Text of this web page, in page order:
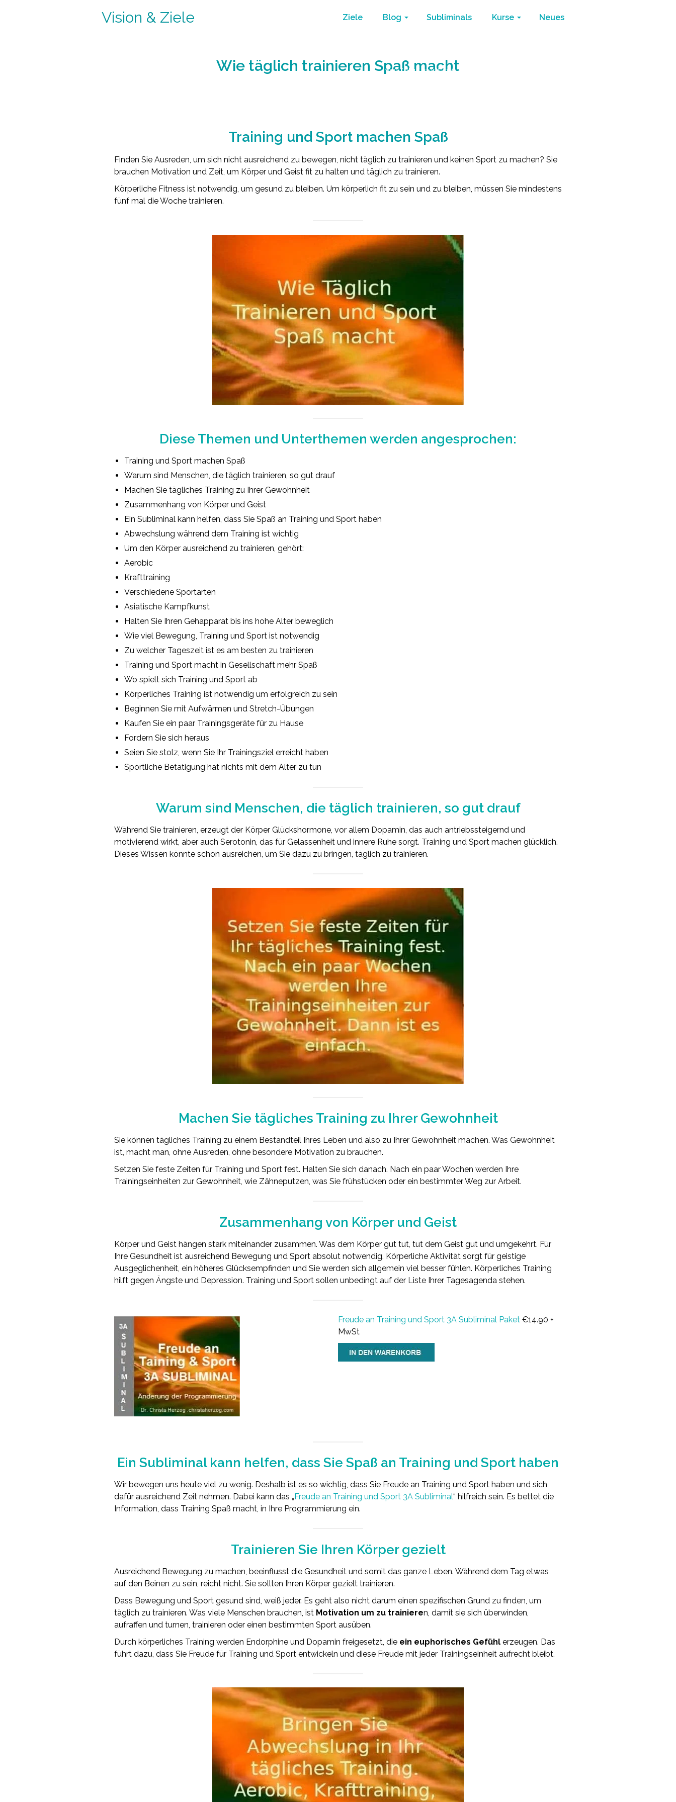
Vision & Ziele Ziele Blog Subliminals Kurse Neues
Wie täglich trainieren Spaß macht
Home / Blog / verändern sie ihr leben
Training und Sport machen Spaß
Finden Sie Ausreden, um sich nicht ausreichend zu bewegen, nicht täglich zu trainieren und keinen Sport zu machen? Sie
brauchen Motivation und Zeit, um Körper und Geist fit zu halten und täglich zu trainieren.
Körperliche Fitness ist notwendig, um gesund zu bleiben. Um körperlich fit zu sein und zu bleiben, müssen Sie mindestens
fünf mal die Woche trainieren.
Diese Themen und Unterthemen werden angesprochen:
Training und Sport machen Spaß
Warum sind Menschen, die täglich trainieren, so gut drauf
Machen Sie tägliches Training zu Ihrer Gewohnheit
Zusammenhang von Körper und Geist
Ein Subliminal kann helfen, dass Sie Spaß an Training und Sport haben
Abwechslung während dem Training ist wichtig
Um den Körper ausreichend zu trainieren, gehört:
Aerobic
Krafttraining
Verschiedene Sportarten
Asiatische Kampfkunst
Halten Sie Ihren Gehapparat bis ins hohe Alter beweglich
Wie viel Bewegung, Training und Sport ist notwendig
Zu welcher Tageszeit ist es am besten zu trainieren
Training und Sport macht in Gesellschaft mehr Spaß
Wo spielt sich Training und Sport ab
Körperliches Training ist notwendig um erfolgreich zu sein
Beginnen Sie mit Aufwärmen und Stretch-Übungen
Kaufen Sie ein paar Trainingsgeräte für zu Hause
Fordern Sie sich heraus
Seien Sie stolz, wenn Sie Ihr Trainingsziel erreicht haben
Sportliche Betätigung hat nichts mit dem Alter zu tun
Warum sind Menschen, die täglich trainieren, so gut drauf
Während Sie trainieren, erzeugt der Körper Glückshormone, vor allem Dopamin, das auch antriebssteigernd und
motivierend wirkt, aber auch Serotonin, das für Gelassenheit und innere Ruhe sorgt. Training und Sport machen glücklich.
Dieses Wissen könnte schon ausreichen, um Sie dazu zu bringen, täglich zu trainieren.
Machen Sie tägliches Training zu Ihrer Gewohnheit
Sie können tägliches Training zu einem Bestandteil Ihres Leben und also zu Ihrer Gewohnheit machen. Was Gewohnheit
ist, macht man, ohne Ausreden, ohne besondere Motivation zu brauchen.
Setzen Sie feste Zeiten für Training und Sport fest. Halten Sie sich danach. Nach ein paar Wochen werden Ihre
Trainingseinheiten zur Gewohnheit, wie Zähneputzen, was Sie frühstücken oder ein bestimmter Weg zur Arbeit.
Zusammenhang von Körper und Geist
Körper und Geist hängen stark miteinander zusammen. Was dem Körper gut tut, tut dem Geist gut und umgekehrt. Für
Ihre Gesundheit ist ausreichend Bewegung und Sport absolut notwendig. Körperliche Aktivität sorgt für geistige
Ausgeglichenheit, ein höheres Glücksempfinden und Sie werden sich allgemein viel besser fühlen. Körperliches Training
hilft gegen Ängste und Depression. Training und Sport sollen unbedingt auf der Liste Ihrer Tagesagenda stehen.
Freude an Training und Sport 3A Subliminal Paket €14.90 +
MwSt
Ein Subliminal kann helfen, dass Sie Spaß an Training und Sport haben
Wir bewegen uns heute viel zu wenig. Deshalb ist es so wichtig, dass Sie Freude an Training und Sport haben und sich
dafür ausreichend Zeit nehmen. Dabei kann das „Freude an Training und Sport 3A Subliminal“ hilfreich sein. Es bettet die
Information, dass Training Spaß macht, in Ihre Programmierung ein.
Trainieren Sie Ihren Körper gezielt
Ausreichend Bewegung zu machen, beeinflusst die Gesundheit und somit das ganze Leben. Während dem Tag etwas
auf den Beinen zu sein, reicht nicht. Sie sollten Ihren Körper gezielt trainieren.
Dass Bewegung und Sport gesund sind, weiß jeder. Es geht also nicht darum einen spezifischen Grund zu finden, um
täglich zu trainieren. Was viele Menschen brauchen, ist Motivation um zu trainieren, damit sie sich überwinden,
aufraffen und turnen, trainieren oder einen bestimmten Sport ausüben.
Durch körperliches Training werden Endorphine und Dopamin freigesetzt, die ein euphorisches Gefühl erzeugen. Das
führt dazu, dass Sie Freude für Training und Sport entwickeln und diese Freude mit jeder Trainingseinheit aufrecht bleibt.